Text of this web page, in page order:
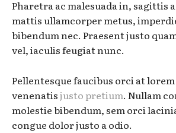
Pharetra ac malesuada in, sagittis
mattis ullamcorper metus,
bibendum nec. Praesent justo
vel, iaculis feugiat nunc.
Pellentesque faucibus orci at
venenatisjusto pretium. Nullam
molestie bibendum, sem orci
congue dolor justo a odio.